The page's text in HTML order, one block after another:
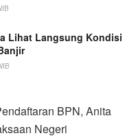
Lihat Langsung Kondisi
BPN, Anita
Negeri